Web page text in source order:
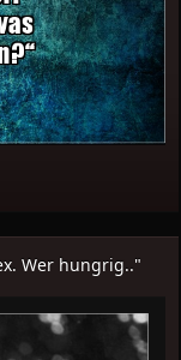
Wer hungrig.."